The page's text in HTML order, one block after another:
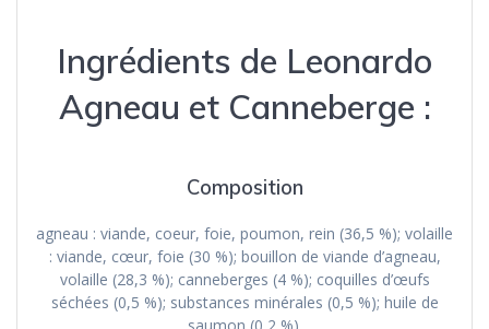
Ingrédients de Leonardo
Agneau et Canneberge :
Composition
agneau : viande, coeur, foie, poumon, rein (36,5 %); volaille
: viande, cœur, foie (30 %); bouillon de viande d’agneau,
volaille (28,3 %); canneberges (4 %); coquilles d’œufs
séchées (0,5 %); substances minérales (0,5 %); huile de